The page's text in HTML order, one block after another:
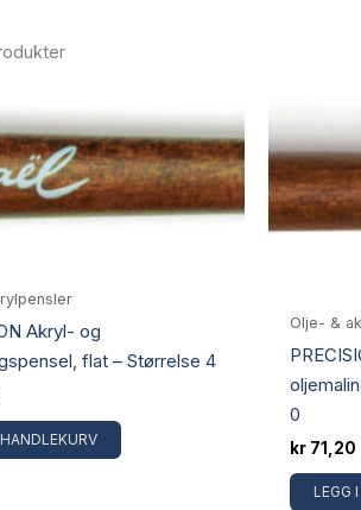
Akryl- og
flat – Størrelse 4
Olje- &
0
kr 71,20
LEGG